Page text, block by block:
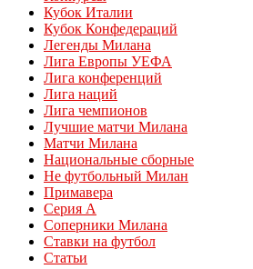
Кубок Италии
Кубок Конфедераций
Легенды Милана
Лига Европы УЕФА
Лига конференций
Лига наций
Лига чемпионов
Лучшие матчи Милана
Матчи Милана
Национальные сборные
Не футбольный Милан
Примавера
Серия А
Соперники Милана
Ставки на футбол
Статьи